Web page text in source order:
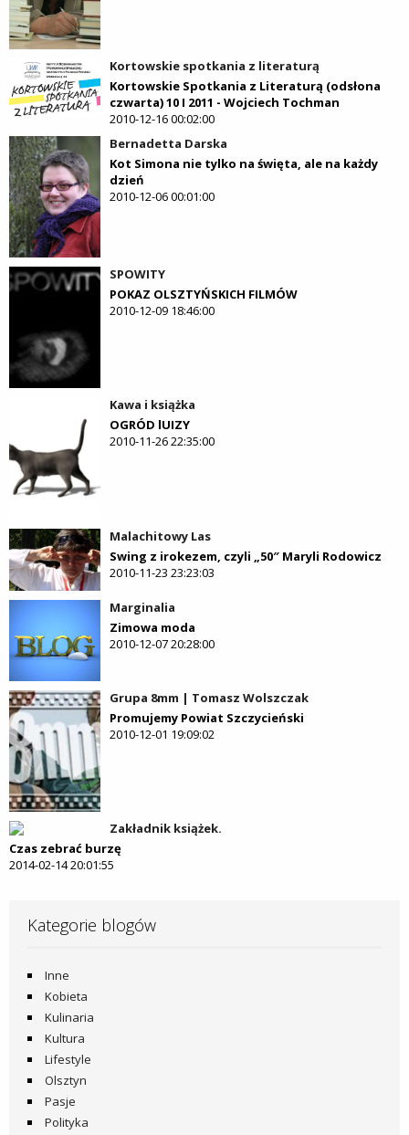
Kortowskie spotkania z literaturą
Kortowskie Spotkania z Literaturą (odsłona
czwarta) 10 I 2011 - Wojciech Tochman
2010-12-16 00:02:00
Bernadetta Darska
Kot Simona nie tylko na święta, ale na każdy
dzień
2010-12-06 00:01:00
SPOWITY
POKAZ OLSZTYŃSKICH FILMÓW
2010-12-09 18:46:00
Kawa i książka
OGRÓD lUIZY
2010-11-26 22:35:00
Malachitowy Las
Swing z irokezem, czyli „50″ Maryli Rodowicz
2010-11-23 23:23:03
Marginalia
Zimowa moda
2010-12-07 20:28:00
Grupa 8mm | Tomasz Wolszczak
Promujemy Powiat Szczycieński
2010-12-01 19:09:02
Zakładnik książek.
Czas zebrać burzę
2014-02-14 20:01:55
Kategorie blogów
Inne
Kobieta
Kulinaria
Kultura
Lifestyle
Olsztyn
Pasje
Polityka